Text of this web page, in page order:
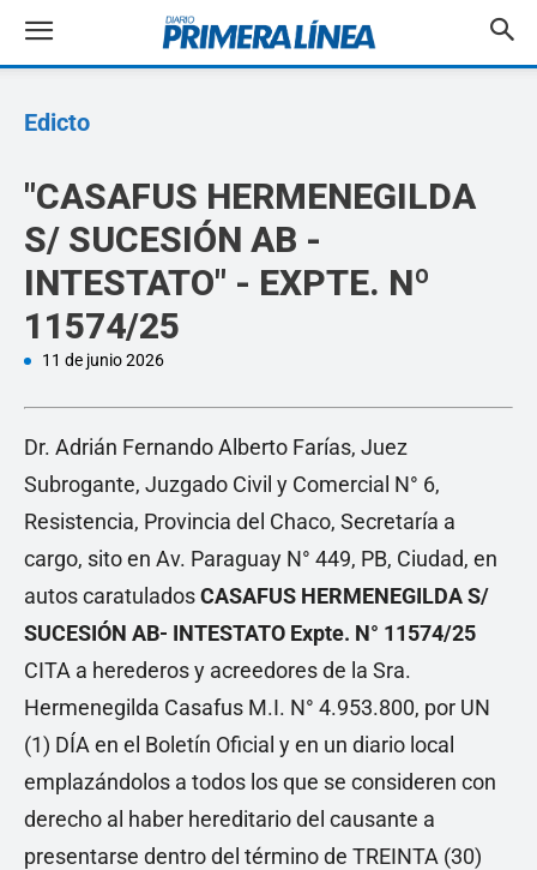
Edicto
"CASAFUS HERMENEGILDA
S/ SUCESIÓN AB -
INTESTATO" - EXPTE. Nº
11574/25
11 de junio 2026
Dr. Adrián Fernando Alberto Farías, Juez
Subrogante, Juzgado Civil y Comercial N° 6,
Resistencia, Provincia del Chaco, Secretaría a
cargo, sito en Av. Paraguay N° 449, PB, Ciudad, en
autos caratuladosCASAFUS HERMENEGILDA S/
SUCESIÓN AB- INTESTATO Expte. N° 11574/25
CITA a herederos y acreedores de la Sra.
Hermenegilda Casafus M.I. N° 4.953.800, por UN
(1) DÍA en el Boletín Oficial y en un diario local
emplazándolos a todos los que se consideren con
derecho al haber hereditario del causante a
presentarse dentro del término de TREINTA (30)